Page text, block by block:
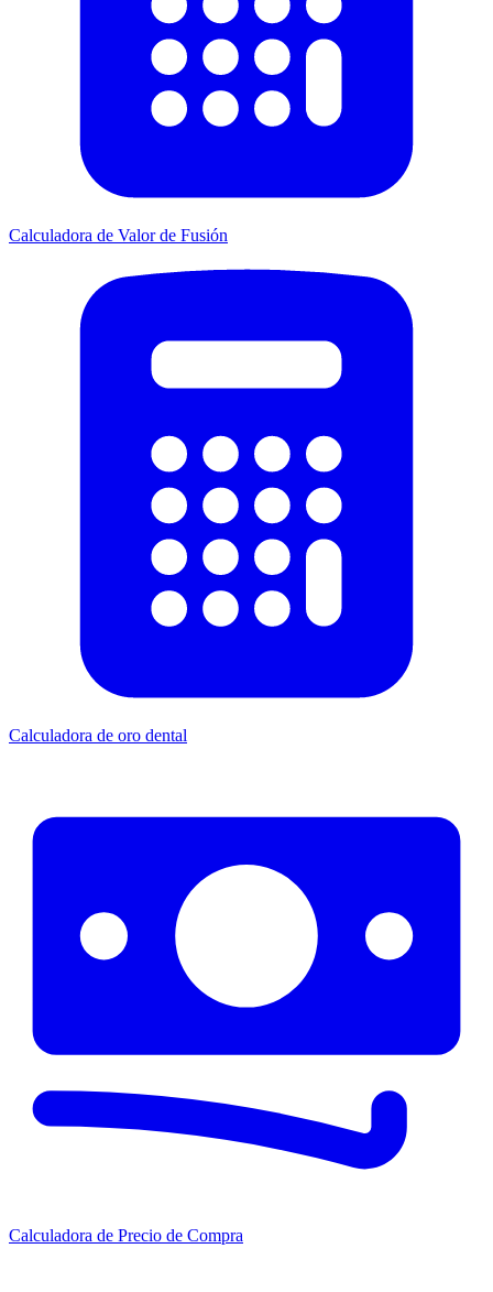
Calculadora de Valor de Fusión
Calculadora de oro dental
Calculadora de Precio de Compra